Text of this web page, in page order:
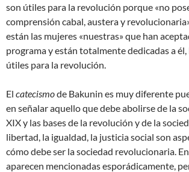
son útiles para la revolución porque «no
comprensión cabal, austera y
están las mujeres «nuestras» que han
programa y están totalmente dedicadas a él,
útiles para la revolución.
El catecismode Bakunin es muy diferente
en señalar aquello que debe abolirse de la
XIX y las bases de la revolución y de la
libertad, la igualdad, la justicia social son
cómo debe ser la sociedad revolucionaria.
aparecen mencionadas esporádicamente,